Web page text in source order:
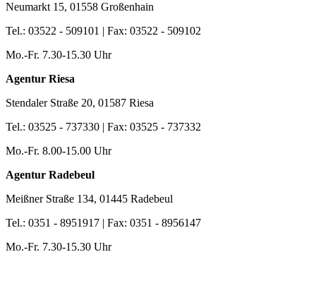
Neumarkt 15, 01558 Großenhain
Tel.: 03522 - 509101 | Fax: 03522 - 509102
Mo.-Fr. 7.30-15.30 Uhr
Agentur Riesa
Stendaler Straße 20, 01587 Riesa
Tel.: 03525 - 737330 | Fax: 03525 - 737332
Mo.-Fr. 8.00-15.00 Uhr
Agentur Radebeul
Meißner Straße 134, 01445 Radebeul
Tel.: 0351 - 8951917 | Fax: 0351 - 8956147
Mo.-Fr. 7.30-15.30 Uhr